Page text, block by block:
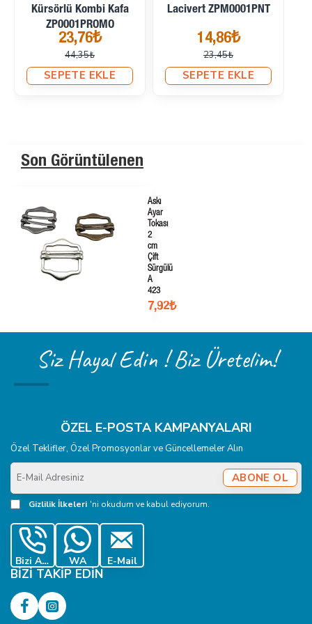
145 Renk ZP0003PROMO
37,87₺
46,02₺
SEPETE EKLE
Renk ZP0004PROMO
41,07₺
48,79₺
SEPETE EKLE
Son Görüntülenen
Askı
Ayar
Tokası
2
cm
Çift
Sürgülü
A
423
7,92₺
Siz Hayal Edin ! Biz Üretelim!
ÖZEL E-POSTA KAMPANYALARI
Özel Teklifler, Özel Promosyonlar ve Güncellemeler Alın
E-
Mail
Adresiniz
ABONE OL
Gizlilik İlkeleri 'ni okudum ve kabul ediyorum.
Bizi Ara WA E-Mail
BIZI TAKIP EDIN